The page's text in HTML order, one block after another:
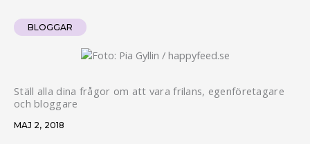
BLOGGAR
Ställ alla dina frågor om att vara frilans, egenföretagare
och bloggare
MAJ 2, 2018